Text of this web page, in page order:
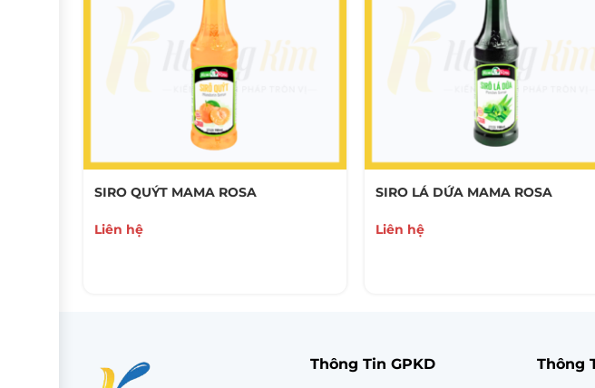
SIRO QUÝT MAMA ROSA
Liên hệ
SIRO LÁ DỨA MAMA ROSA
Liên hệ
Thông Tin GPKD Thông